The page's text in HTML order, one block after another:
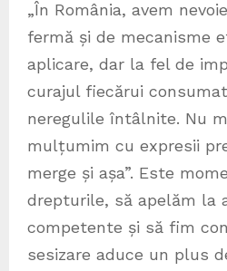
„În România, avem
fermă și de mecanisme
aplicare, dar la fel de
curajul fiecărui
neregulile întâlnite. Nu
mulțumim cu expresii
merge și așa”. Este
drepturile, să apelăm la
competente și să fim
sesizare aduce un plus